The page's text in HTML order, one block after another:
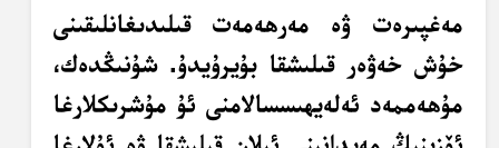
مەغپىرەت ۋە مەرھەمەت قىلىدىغانلىقىنى
خۇش خەۋەر قىلىشقا بۇيرۇيدۇ. شۇنىڭدەك،
مۇھەممەد ئەلەيھىسسالامنى ئۇ مۇشرىكلارغا